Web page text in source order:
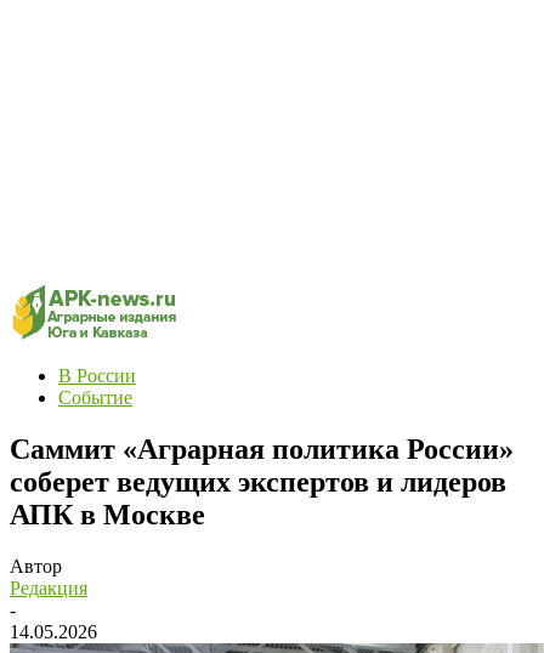
В России
Событие
Саммит «Аграрная политика России»
соберет ведущих экспертов и лидеров
АПК в Москве
Автор
Редакция
-
14.05.2026